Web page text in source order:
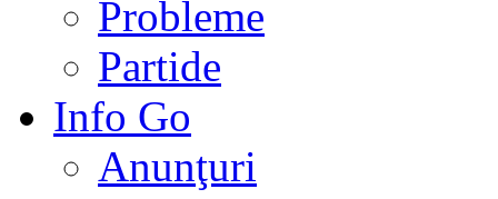
Probleme
Partide
Info Go
Anunţuri